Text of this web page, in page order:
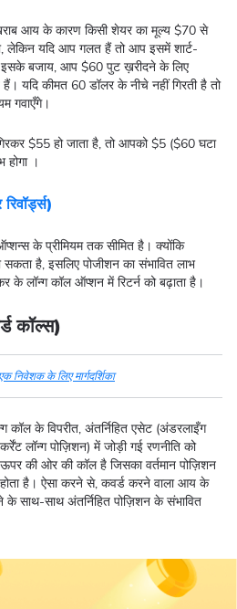
आय के कारण किसी शेयर का मूल्य $70 से
लेकिन यदि आप गलत हैं तो आप इसमें शार्ट-
इसके बजाय, आप $60 पुट ख़रीदने के लिए
यदि कीमत 60 डॉलर के नीचे नहीं गिरती है तो
गवाएँगे।
$55 हो जाता है, तो आपको $5 ($60 घटा
।
के प्रीमियम तक सीमित है। क्योंकि
सकता है, इसलिए पोजीशन का संभावित लाभ
के लॉन्ग कॉल ऑप्शन में रिटर्न को बढ़ाता है।
कॉल्स)
निवेशक के लिए मार्गदर्शिका
कॉल के विपरीत, अंतर्निहित एसेट (अंडरलाइँग
लॉन्ग पोज़िशन) में जोड़ी गई रणनीति को
की ओर की कॉल है जिसका वर्तमान पोज़िशन
है। ऐसा करने से, कवर्ड करने वाला आय के
साथ-साथ अंतर्निहित पोज़िशन के संभावित